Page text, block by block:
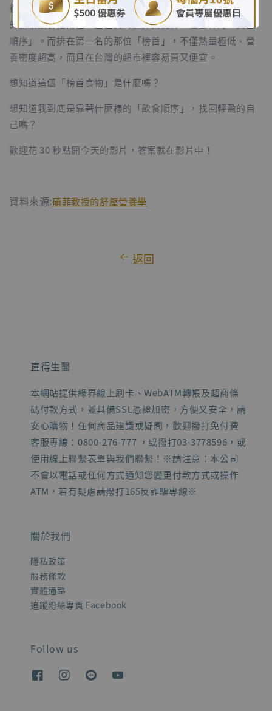
很多人以為蛋白質就是一定要吃雞胸肉、吃牛排。但在最新
的健康飲食指南裡，蛋白質的選擇其實有一個更棒的「黃金
順序」。而排在第一名的那位「榜首」，不僅熱量極低、營
養密度超高，而且在台灣的超市裡容易買又便宜。
想知道這個「榜首食物」是什麼嗎？
想知道我到底是靠著什麼樣的「飲食順序」，找回輕盈的自
己嗎？
歡迎花 30 秒點開今天的影片，答案就在影片中！
資料來源:碩菲教授的舒壓營養學
返回
直得生醫
本網站提供綠界線上刷卡、WebATM轉帳及超商條
碼付款方式，並具備SSL憑證加密，方便又安全，請
安心購物！任何商品建議或疑問，歡迎撥打免付費
客服專線：0800-276-777 ，或撥打03-3778596，或
使用線上聯繫表單與我們聯繫！※請注意：本公司
不會以電話或任何方式通知您變更付款方式或操作
ATM，若有疑慮請撥打165反詐騙專線※
關於我們
隱私政策
服務條款
實體通路
追蹤粉絲專頁 Facebook
Follow us